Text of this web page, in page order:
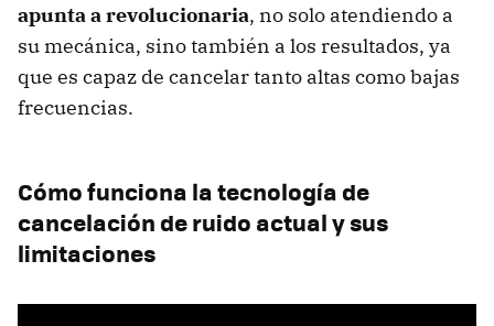
apunta a revolucionaria, no solo atendiendo a
su mecánica, sino también a los resultados, ya
que es capaz de cancelar tanto altas como bajas
frecuencias.
Cómo funciona la tecnología de
cancelación de ruido actual y sus
limitaciones